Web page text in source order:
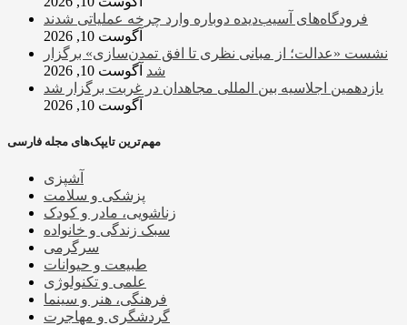
فرودگاه‌های آسیب‌دیده دوباره وارد چرخه عملیاتی شدند
آگوست 10, 2026
نشست «عدالت؛ از مبانی نظری تا افق تمدن‌سازی» برگزار
شد آگوست 10, 2026
یازدهمین اجلاسیه بین المللی مجاهدان در غربت برگزار شد
آگوست 10, 2026
مهم‌ترین تایپک‌های مجله فارسی
آشپزی
پزشکی و سلامت
زناشویی، مادر و کودک
سبک زندگی و خانواده
سرگرمی
طبیعت و حیوانات
علمی و تکنولوژی
فرهنگی، هنر و سینما
گردشگری و مهاجرت